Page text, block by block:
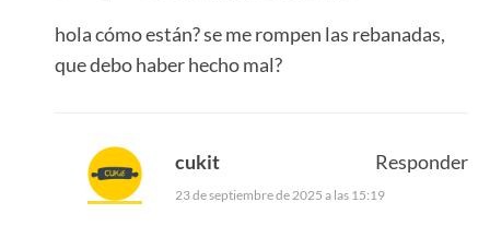
hola cómo están? se me rompen las rebanadas,
que debo haber hecho mal?
cukit
23 de septiembre de 2025 a las 15:19
Responder